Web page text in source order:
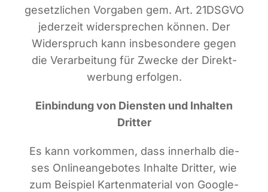
gesetz­li­chen Vor­ga­ben gem. Art. 21DSGVO
jeder­zeit wider­spre­chen kön­nen. Der
Wider­spruch kann ins­be­son­de­re gegen
die Ver­ar­bei­tung für Zwe­cke der Direkt­
wer­bung erfolgen.
Ein­bin­dung von Diens­ten und Inhal­ten
Dritter
Es kann vor­kom­men, dass inner­halb die­
ses Online­an­ge­bo­tes Inhal­te Drit­ter, wie
zum Bei­spiel Kar­ten­ma­te­ri­al von Goog­le-